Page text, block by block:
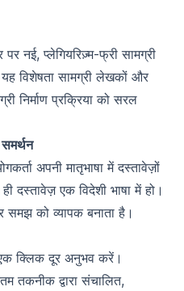
नई, प्लेगियरिज़्म-फ्री सामग्री
विशेषता सामग्री लेखकों और
निर्माण प्रक्रिया को सरल
अपनी मातृभाषा में दस्तावेज़ों
एक विदेशी भाषा में हो।
को व्यापक बनाता है।
क्लिक दूर अनुभव करें।
तकनीक द्वारा संचालित,